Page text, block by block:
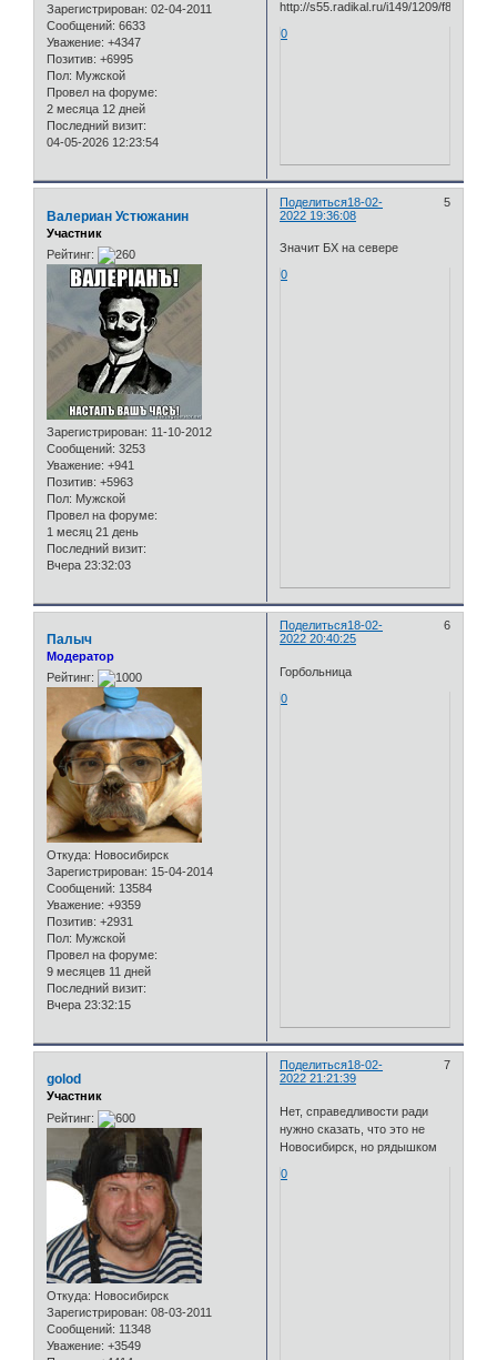
Зарегистрирован: 02-04-2011
Сообщений: 6633
Уважение: +4347
Позитив: +6995
Пол: Мужской
Провел на форуме:
2 месяца 12 дней
Последний визит:
04-05-2026 12:23:54
0
Поделиться 5
18-02-
2022 19:36:08
Валериан Устюжанин
Участник
Рейтинг:
Зарегистрирован: 11-10-2012
Сообщений: 3253
Уважение: +941
Позитив: +5963
Пол: Мужской
Провел на форуме:
1 месяц 21 день
Последний визит:
Вчера 23:32:03
Значит БХ на севере
0
Поделиться 6
18-02-
2022 20:40:25
Палыч
Модератор
Рейтинг:
Откуда: Новосибирск
Зарегистрирован: 15-04-2014
Сообщений: 13584
Уважение: +9359
Позитив: +2931
Пол: Мужской
Провел на форуме:
9 месяцев 11 дней
Последний визит:
Вчера 23:32:15
Горбольница
0
Поделиться 7
18-02-
2022 21:21:39
golod
Участник
Рейтинг:
Откуда: Новосибирск
Зарегистрирован: 08-03-2011
Сообщений: 11348
Уважение: +3549
Нет, справедливости ради
нужно сказать, что это не
Новосибирск, но рядышком
0